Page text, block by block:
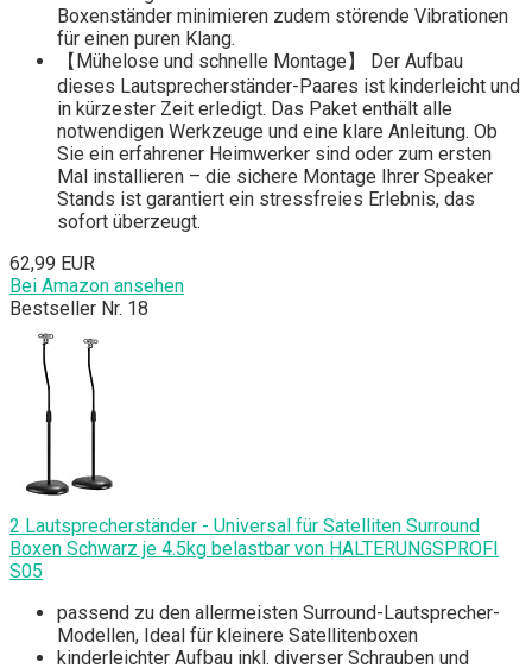
Boxenständer minimieren zudem störende Vibrationen
für einen puren Klang.
【Mühelose und schnelle Montage】 Der Aufbau
dieses Lautsprecherständer-Paares ist kinderleicht und
in kürzester Zeit erledigt. Das Paket enthält alle
notwendigen Werkzeuge und eine klare Anleitung. Ob
Sie ein erfahrener Heimwerker sind oder zum ersten
Mal installieren – die sichere Montage Ihrer Speaker
Stands ist garantiert ein stressfreies Erlebnis, das
sofort überzeugt.
62,99 EUR
Bei Amazon ansehen
Bestseller Nr. 18
2 Lautsprecherständer - Universal für Satelliten Surround
Boxen Schwarz je 4.5kg belastbar von HALTERUNGSPROFI
S05
passend zu den allermeisten Surround-Lautsprecher-
Modellen, Ideal für kleinere Satellitenboxen
kinderleichter Aufbau inkl. diverser Schrauben und